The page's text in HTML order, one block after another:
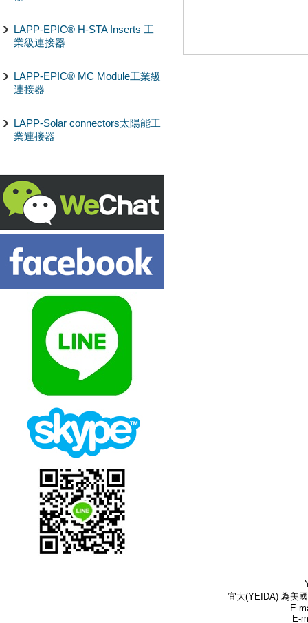
LAPP-EPIC® H-STA Inserts 工
業級連接器
LAPP-EPIC® MC Module工業級
連接器
LAPP-Solar connectors太陽能工
業連接器
宜大(YEIDA) 為美
E-
E-